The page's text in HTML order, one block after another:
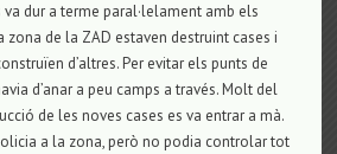
va dur a terme paral·lelament amb els
zona de la ZAD estaven destruint cases i
d’altres. Per evitar els punts de
d’anar a peu camps a través. Molt del
de les noves cases es va entrar a mà.
a la zona, però no podia controlar tot